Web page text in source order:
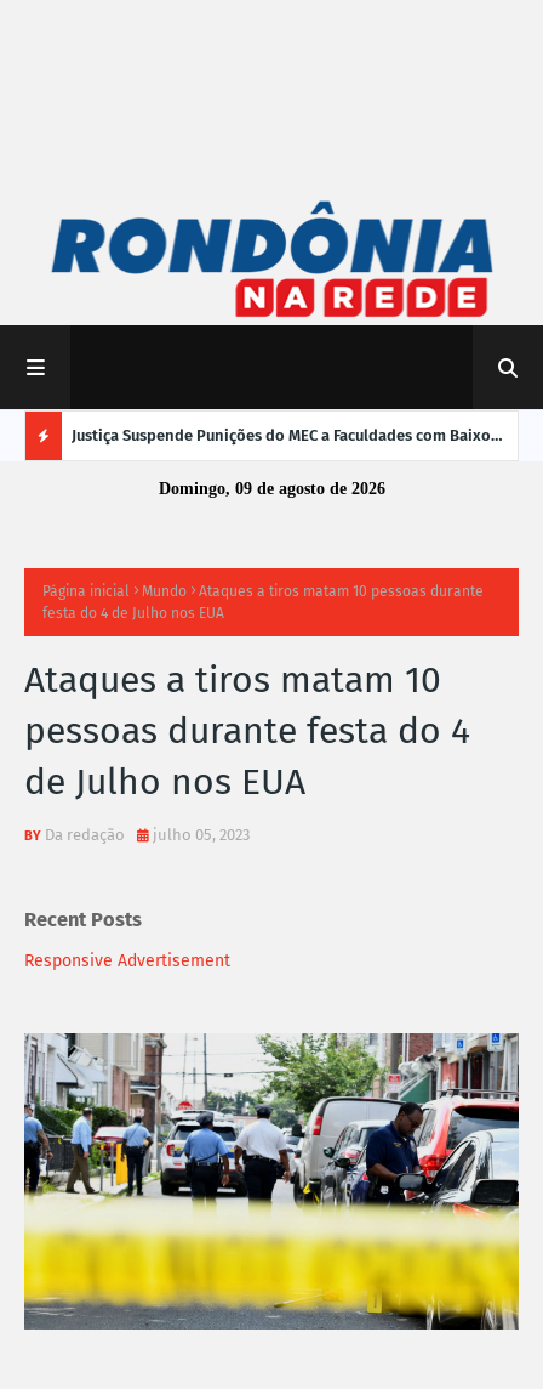
A
S
N
C
I
S
Justiça Suspende Punições do MEC a Faculdades com Baixo
Desempenho no Enamed
Domingo, 09 de agosto de 2026
Página inicial Mundo
Ataques a tiros matam 10 pessoas durante
festa do 4 de Julho nos EUA
Ataques a tiros matam 10
pessoas durante festa do 4
de Julho nos EUA
Da redação julho 05, 2023
Recent Posts
Responsive Advertisement